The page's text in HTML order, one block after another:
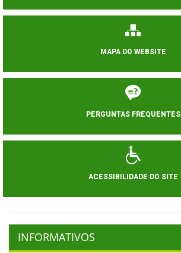
MAPA DO WEBSITE
PERGUNTAS FREQUENTES
ACESSIBILIDADE DO SITE
INFORMATIVOS